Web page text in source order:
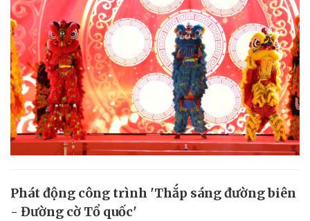
Phát động công trình 'Thắp sáng đường biên
- Đường cờ Tổ quốc'